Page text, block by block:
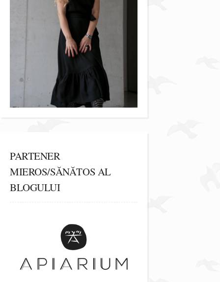
PARTENER
MIEROS/SĂNĂTOS AL
BLOGULUI